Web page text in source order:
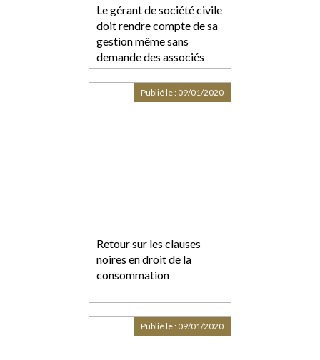
Le gérant de société civile
doit rendre compte de sa
gestion même sans
demande des associés
Retour sur les clauses
noires en droit de la
consommation
Publié le : 09/01/2020
Publié le : 09/01/2020